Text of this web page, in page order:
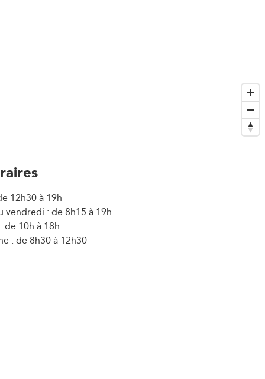
12h30 à 19h
vendredi : de 8h15 à 19h
de 10h à 18h
: de 8h30 à 12h30